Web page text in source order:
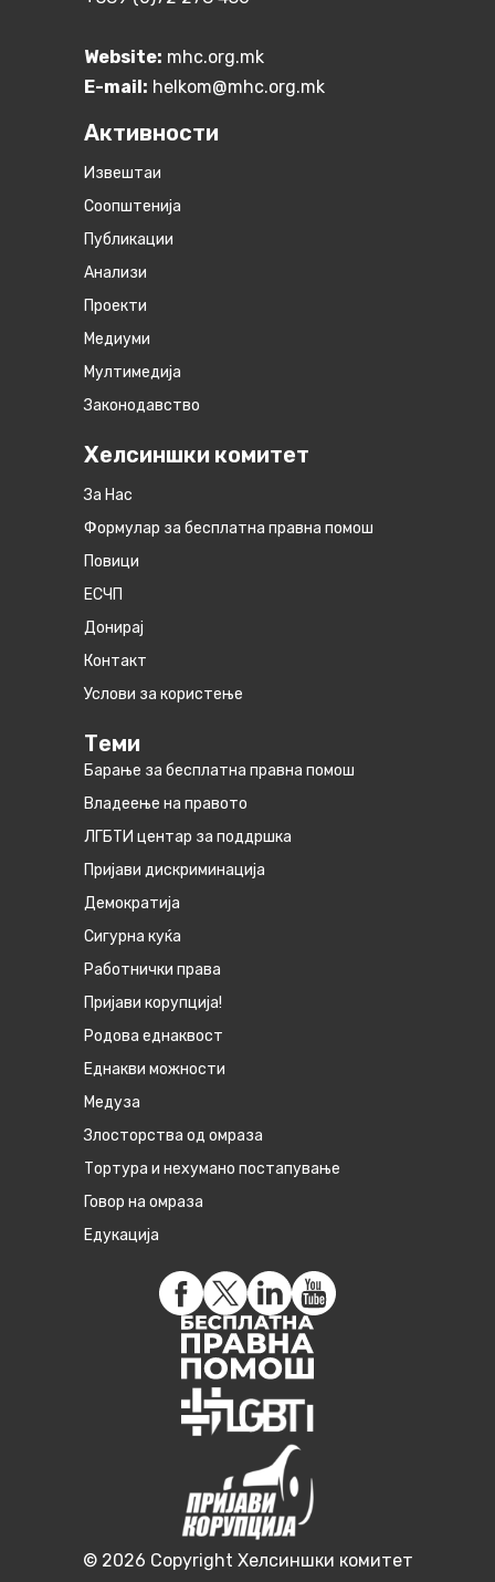
Website: mhc.org.mk
E-mail: helkom@mhc.org.mk
Активности
Извештаи
Соопштенија
Публикации
Анализи
Проекти
Медиуми
Мултимедија
Законодавство
Хелсиншки комитет
За Нас
Формулар за бесплатна правна помош
Повици
ЕСЧП
Донирај
Контакт
Услови за користење
Теми
Барање за бесплатна правна помош
Владеење на правото
ЛГБТИ центар за поддршка
Пријави дискриминација
Демократија
Сигурна куќа
Работнички права
Пријави корупција!
Родова еднаквост
Eднакви можности
Медуза
Злосторства од омраза
Тортура и нехумано постапување
Говор на омраза
Едукација
© 2026 Copyright Хелсиншки комитет